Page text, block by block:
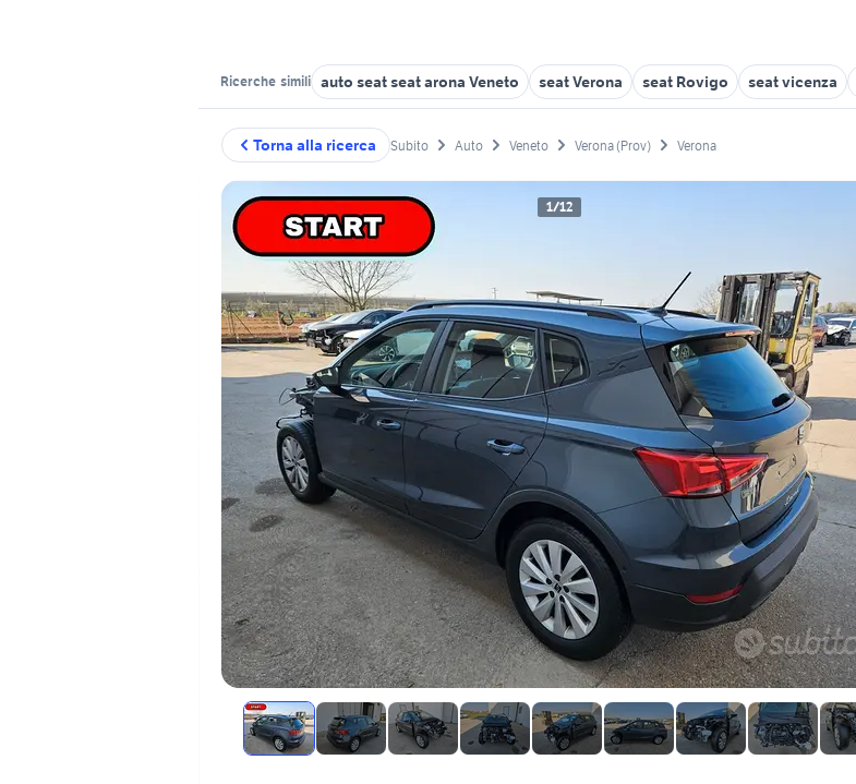
Ricerche simili auto seat seat arona Veneto seat Verona seat Rovigo seat vicenza
Torna alla ricerca Subito Auto Veneto Verona (Prov) Verona
1/12